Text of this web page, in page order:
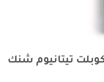
تيتانيوم شنك